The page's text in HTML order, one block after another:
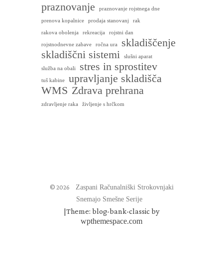
praznovanje praznovanje rojstnega dne
prenova kopalnice prodaja stanovanj rak
rakova obolenja rekreacija rojstni dan
rojstnodnevne zabave ročna ura
skladiščenje
skladiščni sistemi
slušni aparat
služba na obali stres in sprostitev
tuš kabine
upravljanje skladišča
WMS Zdrava prehrana
zdravljenje raka življenje s hrčkom
© 2026
Zaspani Računalniški Strokovnjaki
Snemajo Smešne Serije
|Theme: blog-bank-classic by
wpthemespace.com